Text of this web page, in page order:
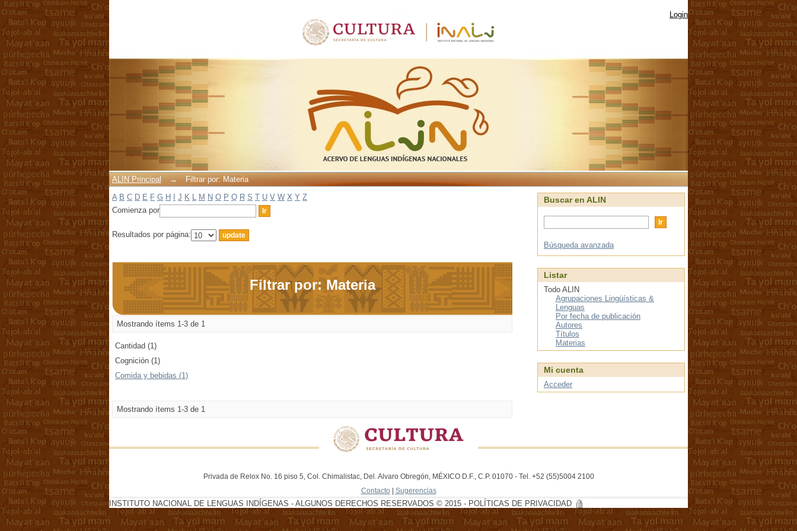
Login
ALIN Principal →
Filtrar por: Materia
A B C D E F G H J K L M N O P Q R S T U V W X Y Z
Comienza por
Resultados por página:
Filtrar por: Materia
Mostrando ítems 1-3 de 1
Cantidad (1)
Cognición (1)
Comida y bebidas (1)
Mostrando ítems 1-3 de 1
Buscar en ALIN
Búsqueda avanzada
Listar
Todo ALIN
Agrupaciones Lingüísticas &
Lenguas
Por fecha de publicación
Autores
Títulos
Materias
Mi cuenta
Acceder
Privada de Relox No. 16 piso 5, Col. Chimalistac, Del. Alvaro Obregón, MÉXICO D.F., C.P. 01070 - Tel. +52 (55)5004 2100
Contacto | Sugerencias
INSTITUTO NACIONAL DE LENGUAS INDÍGENAS - ALGUNOS DERECHOS RESERVADOS © 2015 - POLÍTICAS DE PRIVACIDAD